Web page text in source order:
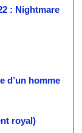
: Nightmare
d’un homme
royal)